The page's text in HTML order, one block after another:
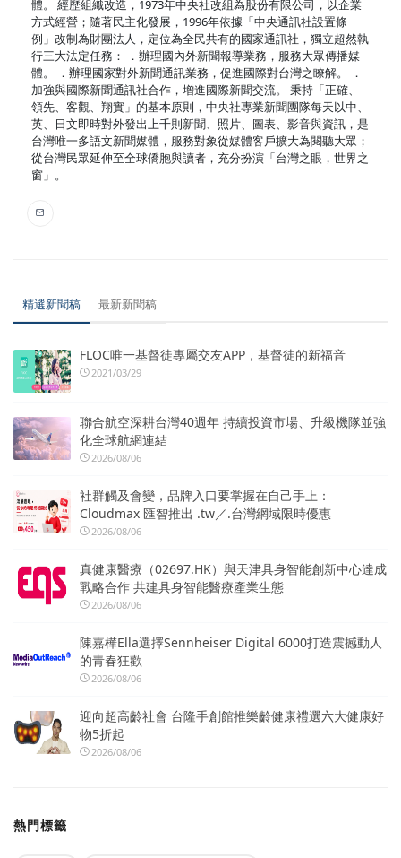
體。 經歷組織改造，1973年中央社改組為股份有限公司，以企業
方式經營；隨著民主化發展，1996年依據「中央通訊社設置條
例」改制為財團法人，定位為全民共有的國家通訊社，獨立超然執
行三大法定任務： ．辦理國內外新聞報導業務，服務大眾傳播媒
體。 ．辦理國家對外新聞通訊業務，促進國際對台灣之瞭解。 ．
加強與國際新聞通訊社合作，增進國際新聞交流。 秉持「正確、
領先、客觀、翔實」的基本原則，中央社專業新聞團隊每天以中、
英、日文即時對外發出上千則新聞、照片、圖表、影音與資訊，是
台灣唯一多語文新聞媒體，服務對象從媒體客戶擴大為閱聽大眾；
從台灣民眾延伸至全球僑胞與讀者，充分扮演「台灣之眼，世界之
窗」。
精選新聞稿 最新新聞稿
FLOC唯一基督徒專屬交友APP，基督徒的新福音
2021/03/29
聯合航空深耕台灣40週年 持續投資市場、升級機隊並強
化全球航網連結
2026/08/06
社群觸及會變，品牌入口要掌握在自己手上：
Cloudmax 匯智推出 .tw／.台灣網域限時優惠
2026/08/06
真健康醫療（02697.HK）與天津具身智能創新中心達成
戰略合作 共建具身智能醫療產業生態
2026/08/06
陳嘉樺Ella選擇Sennheiser Digital 6000打造震撼動人
的青春狂歡
2026/08/06
迎向超高齡社會 台隆手創館推樂齡健康禮選六大健康好
物5折起
2026/08/06
熱門標籤